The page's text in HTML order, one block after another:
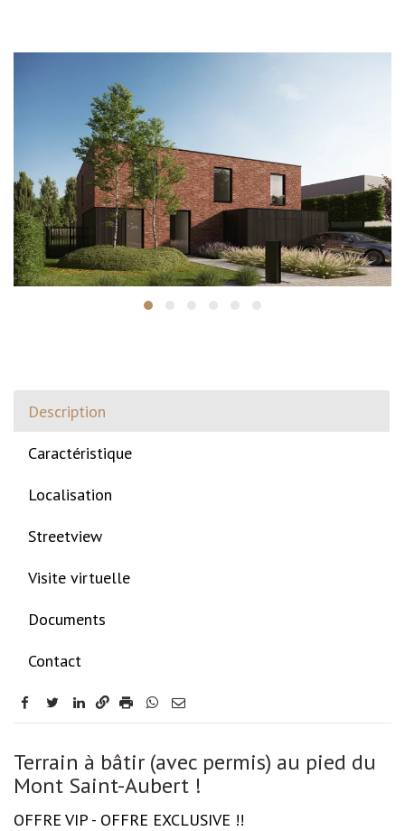
Description
Caractéristique
Localisation
Streetview
Visite virtuelle
Documents
Contact
facebook
twitterlinkedin
Description
Terrain à bâtir (avec permis) au pied du
Mont Saint-Aubert !
OFFRE VIP - OFFRE EXCLUSIVE !!